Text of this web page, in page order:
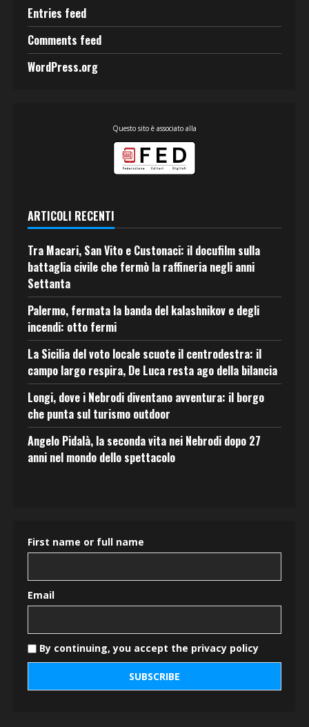
Entries feed
Comments feed
WordPress.org
Questo sito è associato alla
ARTICOLI RECENTI
Tra Macari, San Vito e Custonaci: il docufilm sulla
battaglia civile che fermò la raffineria negli anni
Settanta
Palermo, fermata la banda del kalashnikov e degli
incendi: otto fermi
La Sicilia del voto locale scuote il centrodestra: il
campo largo respira, De Luca resta ago della bilancia
Longi, dove i Nebrodi diventano avventura: il borgo
che punta sul turismo outdoor
Angelo Pidalà, la seconda vita nei Nebrodi dopo 27
anni nel mondo dello spettacolo
First name or full name
Email
By continuing, you accept the privacy policy